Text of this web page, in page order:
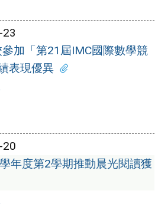
加「第21屆IMC國際數學競
表現優異
20
年度第2學期推動晨光閱讀獲